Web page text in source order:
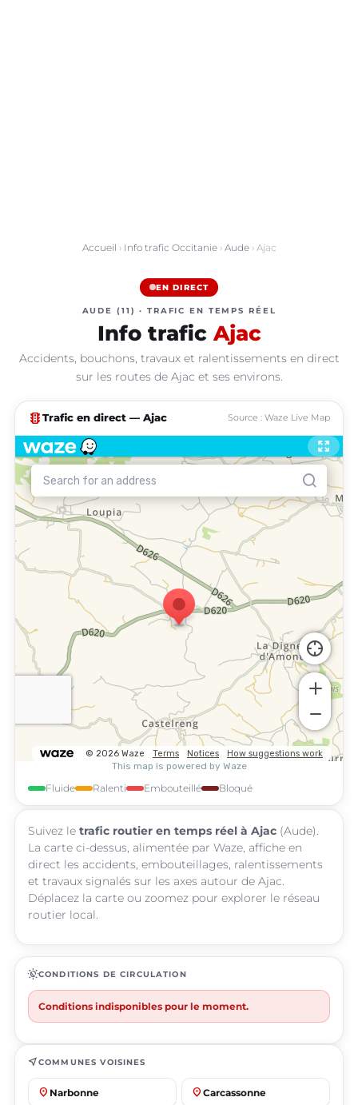
Accueil › Info trafic Occitanie› Aude› Ajac
EN DIRECT
AUDE (11) · TRAFIC EN TEMPS RÉEL
Info trafic Ajac
Accidents, bouchons, travaux et ralentissements en direct
sur les routes de Ajac et ses environs.
traffic Trafic en direct — Ajac Source : Waze Live Map
Fluide Ralenti Embouteillé Bloqué
Suivez le trafic routier en temps réel à Ajac (Aude).
La carte ci-dessus, alimentée par Waze, affiche en
direct les accidents, embouteillages, ralentissements
et travaux signalés sur les axes autour de Ajac.
Déplacez la carte ou zoomez pour explorer le réseau
routier local.
routineCONDITIONS DE CIRCULATION
Conditions indisponibles pour le moment.
near_meCOMMUNES VOISINES
place Narbonne place Carcassonne